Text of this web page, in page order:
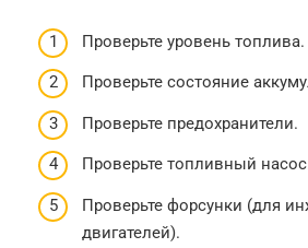
Проверьте уровень топлива.
Проверьте состояние
Проверьте предохранители.
Проверьте топливный
Проверьте форсунки (для
двигателей).